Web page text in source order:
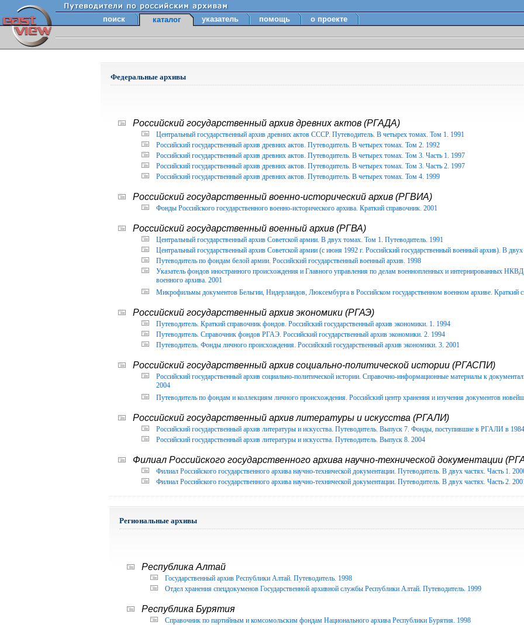
поиск каталог указатель помощь о проекте
Федеральные архивы
Российский государственный архив древних актов (РГАДА)
Центральный государственный архив древних актов СССР. Путеводитель. В четырех томах. Том 1. 1991
Российский государственный архив древних актов. Путеводитель. В четырех томах. Том 2. 1992
Российский государственный архив древних актов. Путеводитель. В четырех томах. Том 3. Часть 1. 1997
Российский государственный архив древних актов. Путеводитель. В четырех томах. Том 3. Часть 2. 1997
Российский государственный архив древних актов. Путеводитель. В четырех томах. Том 4. 1999
Российский государственный военно-исторический архив (РГВИА)
Фонды Российского государственного военно-исторического архива. Краткий справочник. 2001
Российский государственный военный архив (РГВА)
Центральный государственный архив Советской армии. В двух томах. Том 1. Путеводитель. 1991
Центральный государственный архив Советской армии (с июня 1992 г. Российский государственный военный архив). В
Путеводитель по фондам белой армии. Российский государственный военный архив. 1998
Указатель фондов иностранного происхождения и Главного управления по делам военнопленных и интернированных
военного архива. 2001
Микрофильмы документов Бельгии, Нидерландов, Люксембурга в Российском государственном военном архиве. Краткий
Российский государственный архив экономики (РГАЭ)
Путеводитель. Краткий справочник фондов. Российский государственный архив экономики. 1. 1994
Путеводитель. Справочник фондов РГАЭ. Российский государственный архив экономики. 2. 1994
Путеводитель. Фонды личного происхождения. Российский государственный архив экономики. 3. 2001
Российский государственный архив социально-политической истории (РГАСПИ)
Российский государственный архив социально-политической истории. Справочно-информационные материалы к
2004
Путеводитель по фондам и коллекциям личного происхождения. Российский центр хранения и изучения документов
Российский государственный архив литературы и искусства (РГАЛИ)
Российский государственный архив литературы и искусства. Путеводитель. Выпуск 7. Фонды, поступившие в РГАЛИ в
Российский государственный архив литературы и искусства. Путеводитель. Выпуск 8. 2004
Филиал Российского государственного архива научно-технической документации
Филиал Российского государственного архива научно-технической документации. Путеводитель. В двух частях. Часть 1.
Филиал Российского государственного архива научно-технической документации. Путеводитель. В двух частях. Часть 2.
Региональные архивы
Республика Алтай
Государственный архив Республики Алтай. Путеводитель. 1998
Отдел хранения спецдокуменов Государственной архивной службы Республики Алтай. Путеводитель. 1999
Республика Бурятия
Справочник по партийным и комсомольским фондам Национального архива Республики Бурятия. 1998